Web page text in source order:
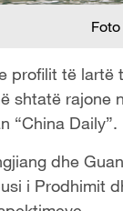
profilit të
shtatë
“China Daily”.
dhe
i Prodhimit